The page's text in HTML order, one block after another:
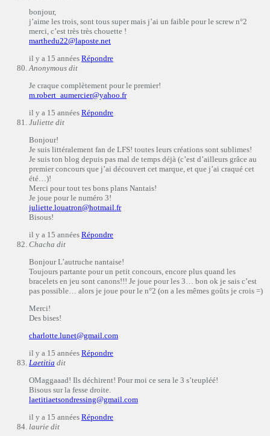
bonjour,
j’aime les trois, sont tous super mais j’ai un faible pour le screw n°2
merci, c’est très très chouette !
marthedu22@laposte.net
il y a 15 années Répondre
Anonymous dit
Je craque complètement pour le premier!
m.robert_aumercier@yahoo.fr
il y a 15 années Répondre
Juliette dit
Bonjour!
Je suis littéralement fan de LFS! toutes leurs créations sont sublimes!
Je suis ton blog depuis pas mal de temps déjà (c’est d’ailleurs grâce au
premier concours que j’ai découvert cet marque, et que j’ai craqué cet
été…)!
Merci pour tout tes bons plans Nantais!
Je joue pour le numéro 3!
juliette.louatron@hotmail.fr
Bisous!
il y a 15 années Répondre
Chacha dit
Bonjour L’autruche nantaise!
Toujours partante pour un petit concours, encore plus quand les
bracelets en jeu sont canons!!! Je joue pour les 3… bon ok je sais c’est
pas possible… alors je joue pour le n°2 (on a les mêmes goûts je crois =)
Merci!
Des bises!
charlotte.lunet@gmail.com
il y a 15 années Répondre
Laetitia dit
OMaggaaad! Ils déchirent! Pour moi ce sera le 3 s’teupléé!
Bisous sur la fesse droite.
laetitiaetsondressing@gmail.com
il y a 15 années Répondre
laurie dit